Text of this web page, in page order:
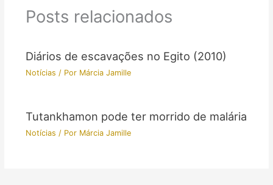
Posts relacionados
Diários de escavações no Egito (2010)
Notícias / Por Márcia Jamille
Tutankhamon pode ter morrido de malária
Notícias / Por Márcia Jamille